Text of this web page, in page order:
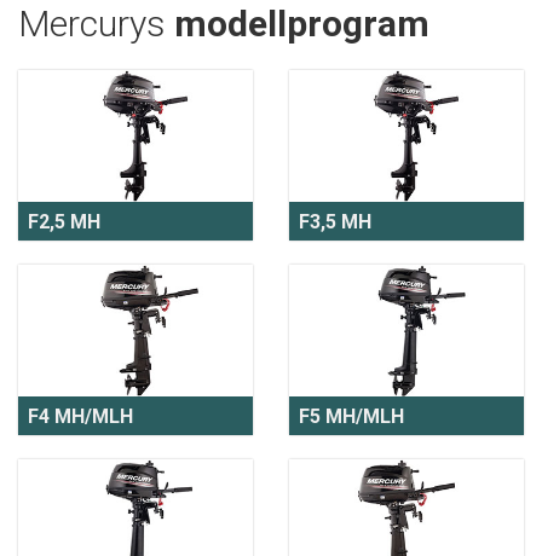
Mercurys modellprogram
F2,5 MH F3,5 MH
F4 MH/MLH F5 MH/MLH